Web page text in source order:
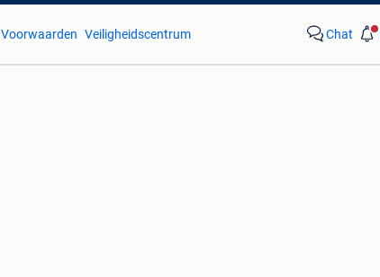
Voorwaarden Veiligheidscentrum Chat